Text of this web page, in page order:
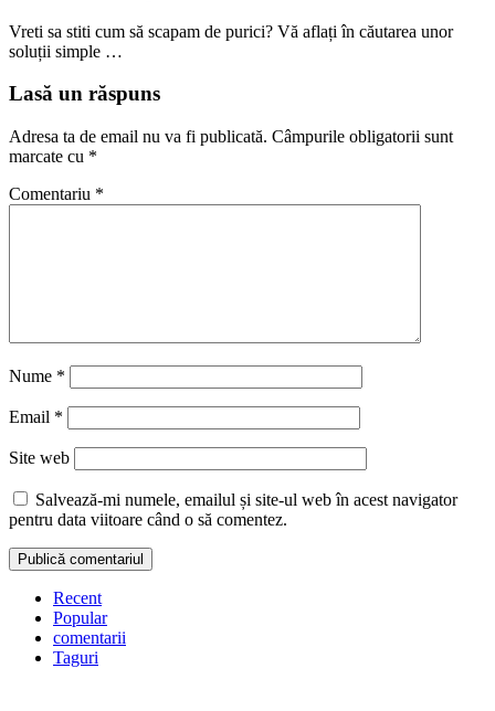
Vreti sa stiti cum să scapam de purici? Vă aflați în căutarea unor
soluții simple …
Lasă un răspuns
Adresa ta de email nu va fi publicată. Câmpurile obligatorii sunt
marcate cu *
Comentariu *
Nume *
Email *
Site web
Salvează-mi numele, emailul și site-ul web în acest navigator
pentru data viitoare când o să comentez.
Recent
Popular
comentarii
Taguri